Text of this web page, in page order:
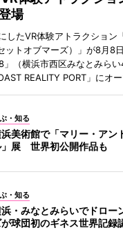
場
したVR体験アトラクション
ットオブマーズ）」が8月8
」（横浜市西区みなとみら
REALITY PORT」にオー
・知る
美術館で「マリー・アン
」展 世界初公開作品も
・知る
・みなとみらいでドロ
が球団初のギネス世界記録